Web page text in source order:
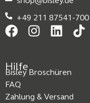
+49 211 87541-700
Hilfe
Bisley Broschüren
FAQ
Zahlung & Versand